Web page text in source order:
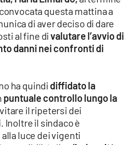
questa mattina a
di aver deciso di dare
al fine divalutare l’avvio di
danni nei confronti di
ha quindi diffidato la
puntuale controllo lungo la
il ripetersi dei
Inoltre il sindaco è
luce dei vigenti